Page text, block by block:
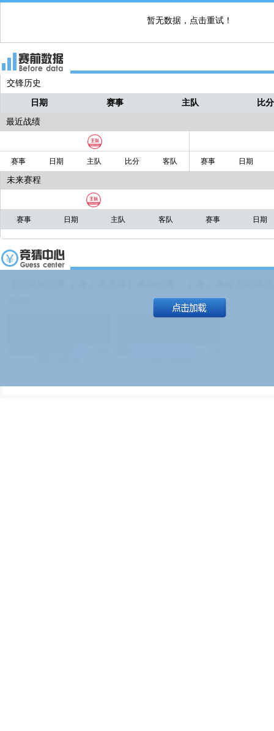
暂无数据，点击重试！
交锋历史
日期 赛事 主队 比分
最近战绩
赛事 日期 主队 比分 客队 赛事 日期
未来赛程
赛事 日期 主队 客队 赛事 日期